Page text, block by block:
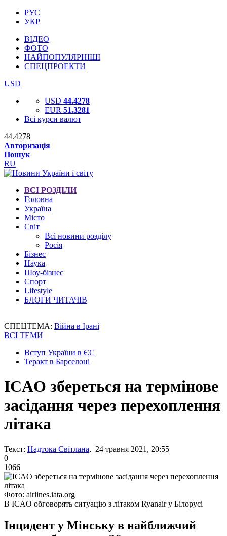
РУС
УКР
ВІДЕО
ФОТО
НАЙПОПУЛЯРНІШІ
СПЕЦПРОЕКТИ
USD
USD 44.4278
EUR 51.3281
Всі курси валют
44.4278
Авторизація
Пошук
RU
ВСІ РОЗДІЛИ
Головна
Україна
Місто
Світ
Всі новини розділу
Росія
Бізнес
Наука
Шоу-бізнес
Спорт
Lifestyle
БЛОГИ ЧИТАЧІВ
СПЕЦТЕМА: Війна в Ірані
ВСІ ТЕМИ
Вступ України в ЄС
Теракт в Барселоні
ICAO збереться на термінове
засідання через перехоплення
літака
Текст: Надтока Світлана, 24 травня 2021, 20:55
0
1066
Фото: airlines.iata.org
В ICAO обговорять ситуацію з літаком Ryanair у Білорусі
Інцидент у Мінську в найближчий